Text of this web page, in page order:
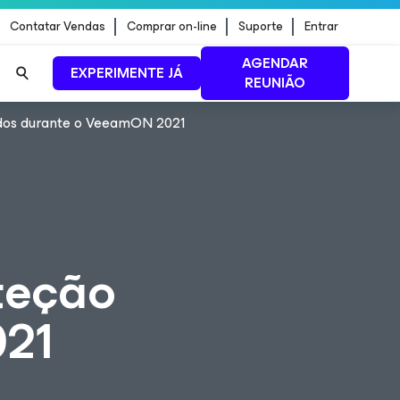
Contatar Vendas Comprar on-line Suporte Entrar
EXPERIMENTE JÁ
AGENDAR
REUNIÃO
durante o VeeamON 2021